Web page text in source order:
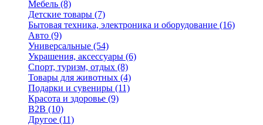
Мебель (8)
Детские товары (7)
Бытовая техника, электроника и оборудование (16)
Авто (9)
Универсальные (54)
Украшения, аксессуары (6)
Спорт, туризм, отдых (8)
Товары для животных (4)
Подарки и сувениры (11)
Красота и здоровье (9)
B2B (10)
Другое (11)